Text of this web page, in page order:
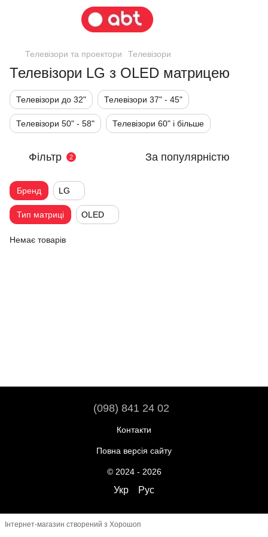
Телевізори та проектори Телевізори
Телевізори LG з OLED матрицею
Телевізори до 32" Телевізори 37" - 45"
Телевізори 50" - 58" Телевізори 60" і більше
Фільтр 2 За популярністю
Бренд LG
Тип матриці OLED
Немає товарів
(098) 841 24 02
Контакти
Повна версія сайту
© 2024 - 2026
Укр Рус
Інтернет-магазин створений з Хорошоп